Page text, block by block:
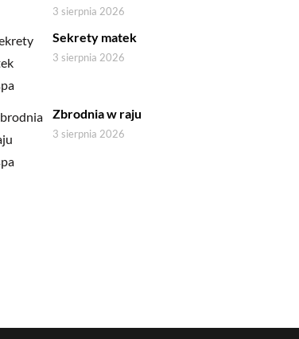
3 sierpnia 2026
Sekrety matek
3 sierpnia 2026
Zbrodnia w raju
3 sierpnia 2026